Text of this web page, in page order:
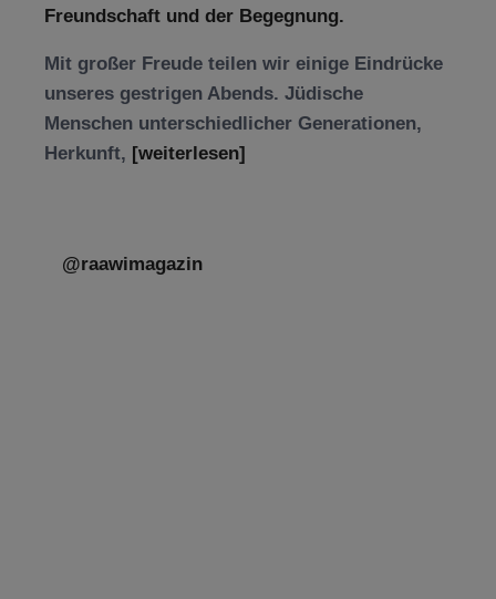
Freundschaft und der Begegnung.
Mit großer Freude teilen wir einige Eindrücke
unseres gestrigen Abends. Jüdische
Menschen unterschiedlicher Generationen,
Herkunft, [weiterlesen]
@raawimagazin